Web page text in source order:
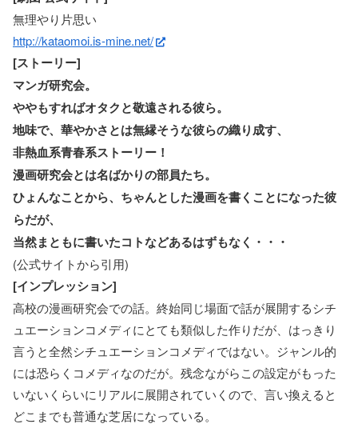
無理やり片思い
http://kataomoi.is-mine.net/
[ストーリー]
マンガ研究会。
ややもすればオタクと敬遠される彼ら。
地味で、華やかさとは無縁そうな彼らの織り成す、
非熱血系青春系ストーリー！
漫画研究会とは名ばかりの部員たち。
ひょんなことから、ちゃんとした漫画を書くことになった彼
らだが、
当然まともに書いたコトなどあるはずもなく・・・
(公式サイトから引用)
[インプレッション]
高校の漫画研究会での話。終始同じ場面で話が展開するシチ
ュエーションコメディにとても類似した作りだが、はっきり
言うと全然シチュエーションコメディではない。ジャンル的
には恐らくコメディなのだが。残念ながらこの設定がもった
いないくらいにリアルに展開されていくので、言い換えると
どこまでも普通な芝居になっている。